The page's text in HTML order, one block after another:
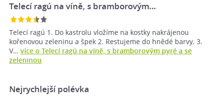
Telecí ragú na víně, s bramborovým…
Telecí ragú 1. Do kastrolu vložíme na kostky nakrájenou
kořenovou zeleninu a špek 2. Restujeme do hnědé barvy. 3.
V… více o Telecí ragú na víně, s bramborovým pyré a se
zeleninou
Nejrychlejší polévka